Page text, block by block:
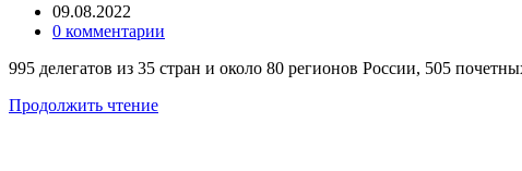
09.08.2022
0 комментарии
995 делегатов из 35 стран и около 80 регионов России, 505
Продолжить чтение